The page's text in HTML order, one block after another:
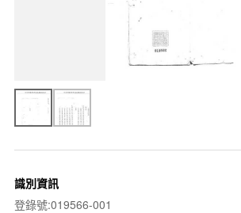
識別資訊
登錄號:019566-001